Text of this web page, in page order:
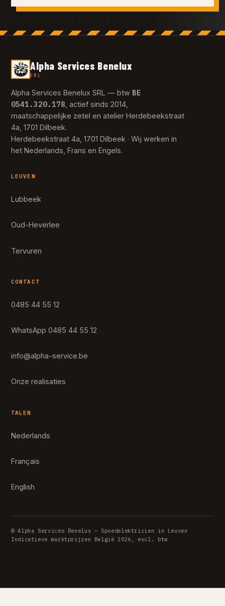
Alpha Services Benelux
SRL
Alpha Services Benelux SRL — btw BE
0541.320.178 , actief sinds 2014,
maatschappelijke zetel en atelier Herdebeekstraat
4a, 1701 Dilbeek.
Herdebeekstraat 4a, 1701 Dilbeek · Wij werken in
het Nederlands, Frans en Engels.
LEUVEN
Lubbeek
Oud-Heverlee
Tervuren
CONTACT
0485 44 55 12
WhatsApp 0485 44 55 12
info@alpha-service.be
Onze realisaties
TALEN
Nederlands
Français
English
© Alpha Services Benelux — Spoedelektricien in Leuven
Indicatieve marktprijzen België 2026, excl. btw